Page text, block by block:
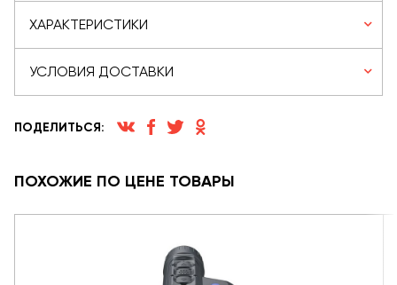
ХАРАКТЕРИСТИКИ
УСЛОВИЯ ДОСТАВКИ
ПОДЕЛИТЬСЯ:
ПОХОЖИЕ ПО ЦЕНЕ ТОВАРЫ